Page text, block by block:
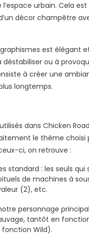
urbain. Cela
décor champêtre
est élégant
ou à
à créer une
longtemps.
dans Chicken
le thème choisi
ci, on retrouve :
standard : les seuls
de machines à
(2), etc.
personnage
tantôt en
Wild).